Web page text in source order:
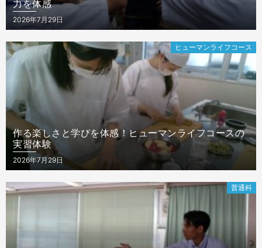
力を体感
Posted
on
2026年7月29日
ヒューマンライフコース
作る楽しさと学びを体感！ヒューマンライフコースの
実習体験
Posted
on
2026年7月29日
普通科